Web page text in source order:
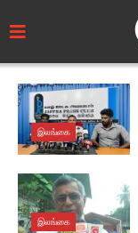
இலங்கை
இலங்கை